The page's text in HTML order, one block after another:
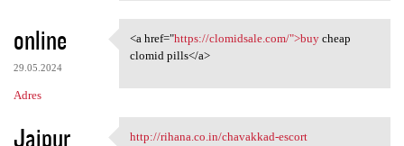
online
29.05.2024
Adres
<a href="https://clomidsale
<a href="https://clomidsale.com/">buycheap
clomid pills</a>
Jaipur
http://rihana.co.in/chavakkad-escort